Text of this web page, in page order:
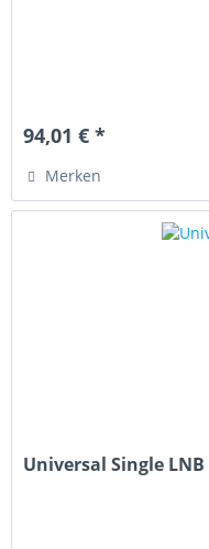
94,01 € *
Merken
Universal Single LNB